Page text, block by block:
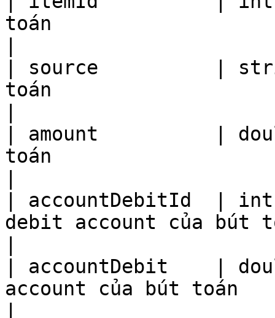
toán
| source          |
toán
| amount          |
toán
| accountDebitId  |
debit account của bút
| accountDebit    |
account của bút toán